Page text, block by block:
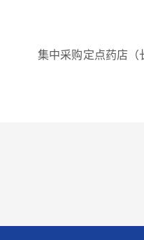
集中采购定点药店（